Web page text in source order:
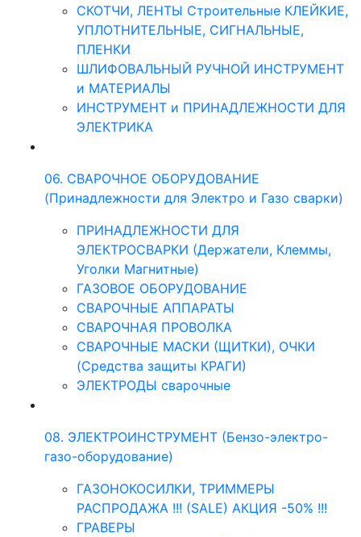
СКОТЧИ, ЛЕНТЫ Строительные КЛЕЙКИЕ,
УПЛОТНИТЕЛЬНЫЕ, СИГНАЛЬНЫЕ,
ПЛЕНКИ
ШЛИФОВАЛЬНЫЙ РУЧНОЙ ИНСТРУМЕНТ
и МАТЕРИАЛЫ
ИНСТРУМЕНТ и ПРИНАДЛЕЖНОСТИ ДЛЯ
ЭЛЕКТРИКА
06. СВАРОЧНОЕ ОБОРУДОВАНИЕ
(Принадлежности для Электро и Газо сварки)
ПРИНАДЛЕЖНОСТИ ДЛЯ
ЭЛЕКТРОСВАРКИ (Держатели, Клеммы,
Уголки Магнитные)
ГАЗОВОЕ ОБОРУДОВАНИЕ
СВАРОЧНЫЕ АППАРАТЫ
СВАРОЧНАЯ ПРОВОЛКА
СВАРОЧНЫЕ МАСКИ (ЩИТКИ), ОЧКИ
(Средства защиты КРАГИ)
ЭЛЕКТРОДЫ сварочные
08. ЭЛЕКТРОИНСТРУМЕНТ (Бензо-электро-
газо-оборудование)
ГАЗОНОКОСИЛКИ, ТРИММЕРЫ
РАСПРОДАЖА !!! (SALE) АКЦИЯ -50% !!!
ГРАВЕРЫ